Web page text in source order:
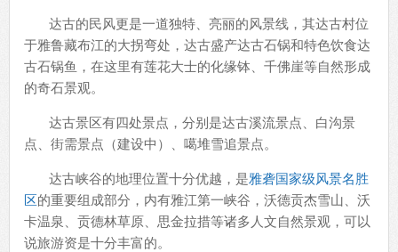
达古的民风更是一道独特、亮丽的风景线，其达古村位
于雅鲁藏布江的大拐弯处，达古盛产达古石锅和特色饮食达
古石锅鱼，在这里有莲花大士的化缘钵、千佛崖等自然形成
的奇石景观。
达古景区有四处景点，分别是达古溪流景点、白沟景
点、街需景点（建设中）、噶堆雪追景点。
达古峡谷的地理位置十分优越，是雅砻国家级风景名胜
区的重要组成部分，内有雅江第一峡谷，沃德贡杰雪山、沃
卡温泉、贡德林草原、思金拉措等诸多人文自然景观，可以
说旅游资是十分丰富的。